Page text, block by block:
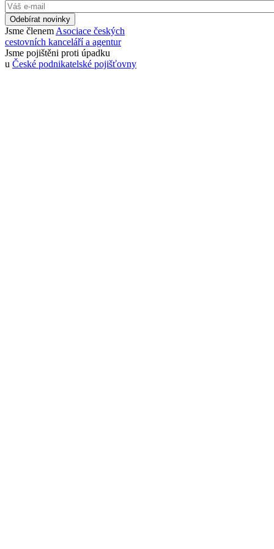
Odebírat novinky
Jsme členem Asociace českých
cestovních kanceláří a agentur
Jsme pojištěni proti úpadku
u České podnikatelské pojišťovny